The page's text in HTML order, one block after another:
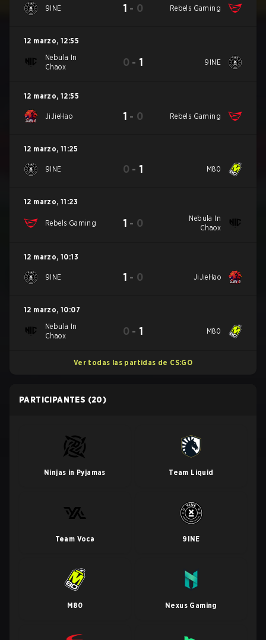
9INE 1 - 0 Rebels Gaming
12 marzo, 12:55
Nebula In
Chaox
0 -1 9INE
12 marzo, 12:55
JiJieHao 1 - 0 Rebels Gaming
12 marzo, 11:25
9INE 0 -1 M80
12 marzo, 11:23
Rebels Gaming 1 - 0
Nebula In
Chaox
12 marzo, 10:13
9INE 1 - 0 JiJieHao
12 marzo, 10:07
Nebula In
Chaox
0 -1 M80
Ver todas las partidas de CS:GO
PARTICIPANTES (20)
Ninjas in Pyjamas Team Liquid
Team Voca 9INE
M80 Nexus Gaming